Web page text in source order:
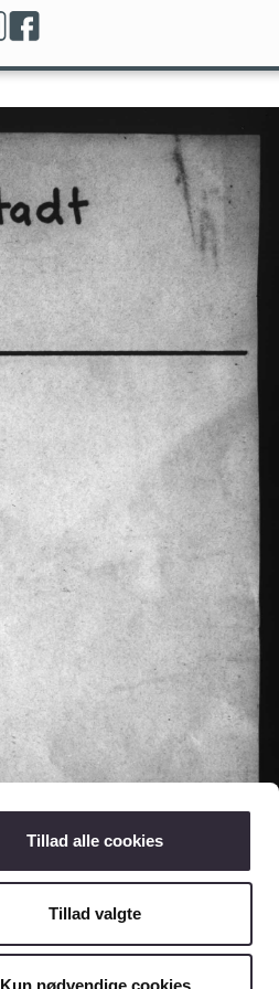
Tillad alle cookies
Tillad valgte
Kun nødvendige cookies